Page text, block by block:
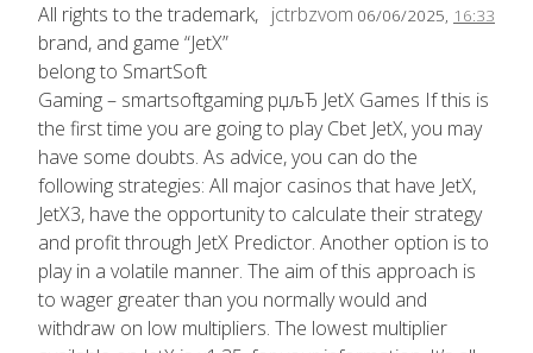
jctrbzvom 06/06/2025, 16:33
All rights to the trademark,
brand, and game “JetX”
belong to SmartSoft
Gaming – smartsoftgaming рџљЂ JetX Games If this is
the first time you are going to play Cbet JetX, you may
have some doubts. As advice, you can do the
following strategies: All major casinos that have JetX,
JetX3, have the opportunity to calculate their strategy
and profit through JetX Predictor. Another option is to
play in a volatile manner. The aim of this approach is
to wager greater than you normally would and
withdraw on low multipliers. The lowest multiplier